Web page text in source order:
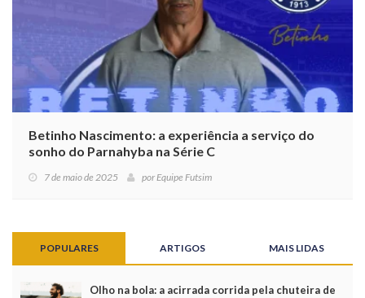
Betinho Nascimento: a experiência a serviço do
sonho do Parnahyba na Série C
7 de maio de 2025 porEquipe Futsim
POPULARES ARTIGOS MAIS LIDAS
Olho na bola: a acirrada corrida pela chuteira de